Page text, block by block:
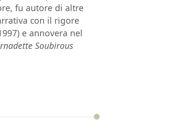
fu autore di altre
con il rigore
e annovera nel
Soubirous